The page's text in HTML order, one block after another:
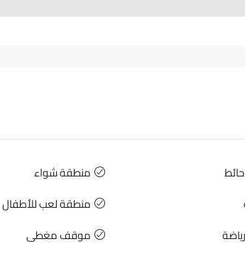
منطقة شواء
منطقة لعب للأطفال
موقف مغطى